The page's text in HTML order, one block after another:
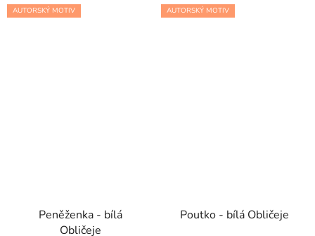
AUTORSKÝ MOTIV
Peněženka - bílá
Obličeje
AUTORSKÝ MOTIV
Poutko - bílá Obličeje